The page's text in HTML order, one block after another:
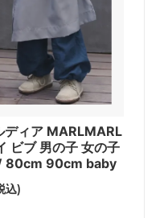
ディア MARLMARL
ビブ 男の子 女の子
80cm 90cm baby
込)